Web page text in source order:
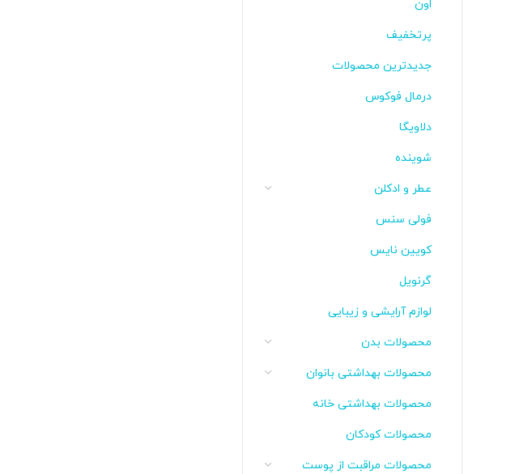
اون
پرتخفیف
جدیدترین محصولات
درمال فوکوس
دلاویگا
شوینده
عطر و ادکلن
فولی سنس
کویین نایس
گرنویل
لوازم آرایشی و زیبایی
محصولات بدن
محصولات بهداشتی بانوان
محصولات بهداشتی خانه
محصولات کودکان
محصولات مراقبت از پوست